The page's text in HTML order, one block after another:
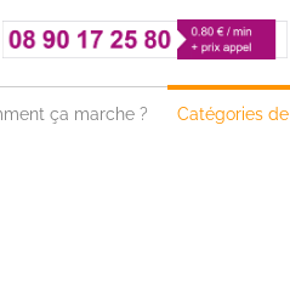
ça marche ? Catégories